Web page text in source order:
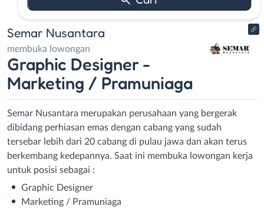
Semar Nusantara
membuka lowongan
Graphic Designer -
Marketing / Pramuniaga
Semar Nusantara merupakan perusahaan yang bergerak
dibidang perhiasan emas dengan cabang yang sudah
tersebar lebih dari 20 cabang di pulau jawa dan akan terus
berkembang kedepannya. Saat ini membuka lowongan kerja
untuk posisi sebagai :
Graphic Designer
Marketing / Pramuniaga